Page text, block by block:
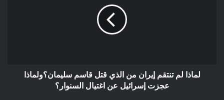
لماذا لم تنتقم إيران من الذي قتل قاسم سليمان؟ولماذا
عجزت إسرائيل عن اغتيال السنوار؟